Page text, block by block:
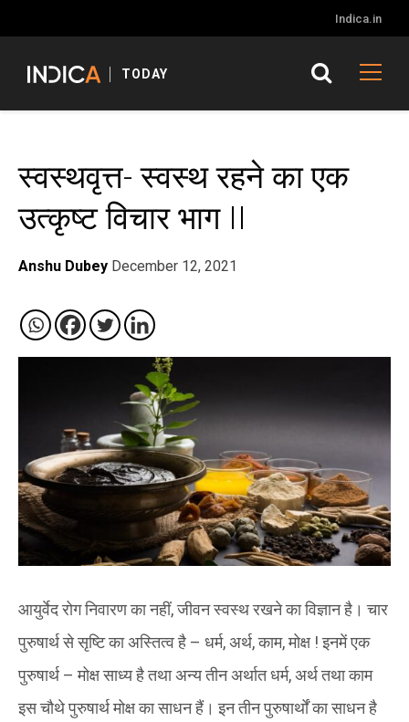
Indica.in
TODAY
स्वस्थवृत्त- स्वस्थ रहने का एक
उत्कृष्ट विचार भाग II
Anshu Dubey December 12, 2021
आयुर्वेद रोग निवारण का नहीं, जीवन स्वस्थ रखने का विज्ञान है। चार
पुरुषार्थ से सृष्टि का अस्तित्व है – धर्म, अर्थ, काम, मोक्ष ! इनमें एक
पुरुषार्थ – मोक्ष साध्य है तथा अन्य तीन अर्थात धर्म, अर्थ तथा काम
इस चौथे पुरुषार्थ मोक्ष का साधन हैं। इन तीन पुरुषार्थों का साधन है